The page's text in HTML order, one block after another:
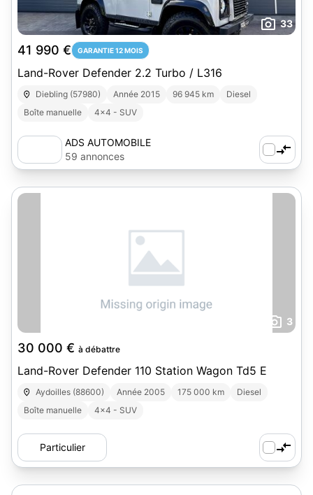
33
41 990 € GARANTIE 12 MOIS
Land-Rover Defender 2.2 Turbo / L316
Diebling (57980) Année 2015 96 945 km
Diesel
Boîte manuelle
4x4 - SUV
ADS AUTOMOBILE
59 annonces
3
30 000 € à débattre
Land-Rover Defender 110 Station Wagon Td5 E
Aydoilles (88600) Année 2005 175 000 km
Diesel
Boîte manuelle
4x4 - SUV
Particulier